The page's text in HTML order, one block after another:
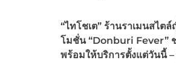
“ไทโชเต” ร้านราเมนสไ
โมชั่น “Donburi Fever”
พร้อมให้บริการตั้งแต่วันนี้